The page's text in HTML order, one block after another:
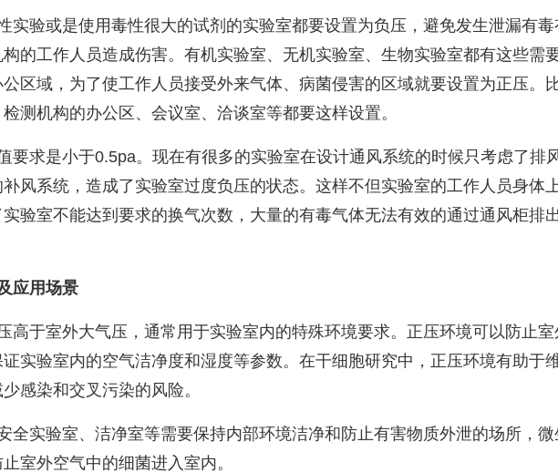
实验或是使用毒性很大的试剂的实验室都要设置为负压，避免发生泄漏有毒
的工作人员造成伤害。有机实验室、无机实验室、生物实验室都有这些需
区域，为了使工作人员接受外来气体、病菌侵害的区域就要设置为正压。
测机构的办公区、会议室、洽谈室等都要这样设置。
要求是小于0.5pa。现在有很多的实验室在设计通风系统的时候只考虑了排
风系统，造成了实验室过度负压的状态。这样不但实验室的工作人员身体
验室不能达到要求的换气次数，大量的有毒气体无法有效的通过通风柜排
应用场景
高于室外大气压，通常用于实验室内的特殊环境要求。正压环境可以防止室
实验室内的空气洁净度和湿度等参数。在干细胞研究中，正压环境有助于
感染和交叉污染的风险。
全实验室、洁净室等需要保持内部环境洁净和防止有害物质外泄的场所，微
室外空气中的细菌进入室内。